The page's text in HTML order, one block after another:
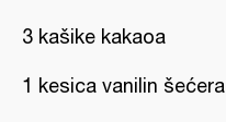
3 kašike kakaoa
1 kesica vanilin šećera